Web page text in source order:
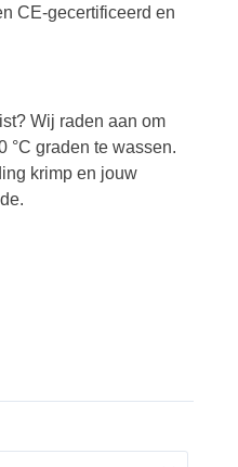
CE-gecertificeerd en
Wij raden aan om
°C graden te wassen.
krimp en jouw